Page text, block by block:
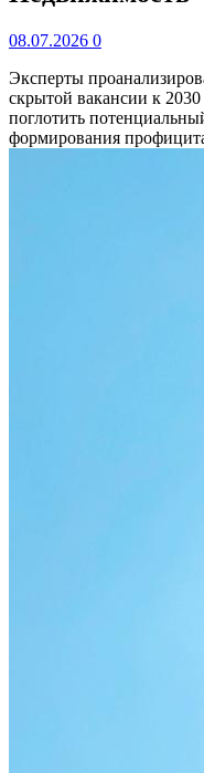
08.07.2026 0
Эксперты
скрытой вакансии к
поглотить
формирования